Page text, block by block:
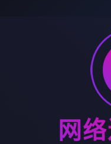
网